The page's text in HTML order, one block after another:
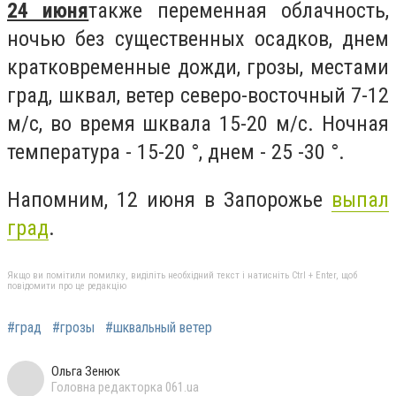
24 июнятакже переменная облачность,
ночью без существенных осадков, днем
кратковременные дожди, грозы, местами
град, шквал, ветер северо-восточный 7-12
м/с, во время шквала 15-20 м/с. Ночная
температура - 15-20 °, днем - 25 -30 °.
Напомним, 12 июня в Запорожье выпал
град.
Якщо ви помітили помилку, виділіть необхідний текст і натисніть Ctrl + Enter, щоб
повідомити про це редакцію
#град #грозы #шквальный ветер
Ольга Зенюк
Головна редакторка 061.ua